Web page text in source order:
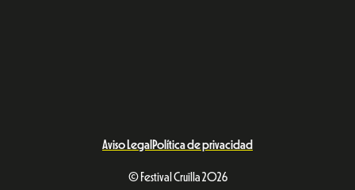
Aviso Legal Política de privacidad
© Festival Cruïlla 2026